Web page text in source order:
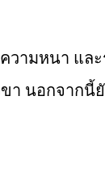
วามหนา แ
นอกจากนี้